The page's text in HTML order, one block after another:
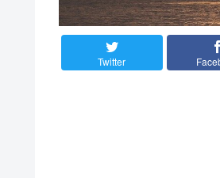
Twitter